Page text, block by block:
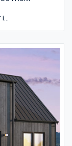
i
samt knutbrädor
att ge ditt